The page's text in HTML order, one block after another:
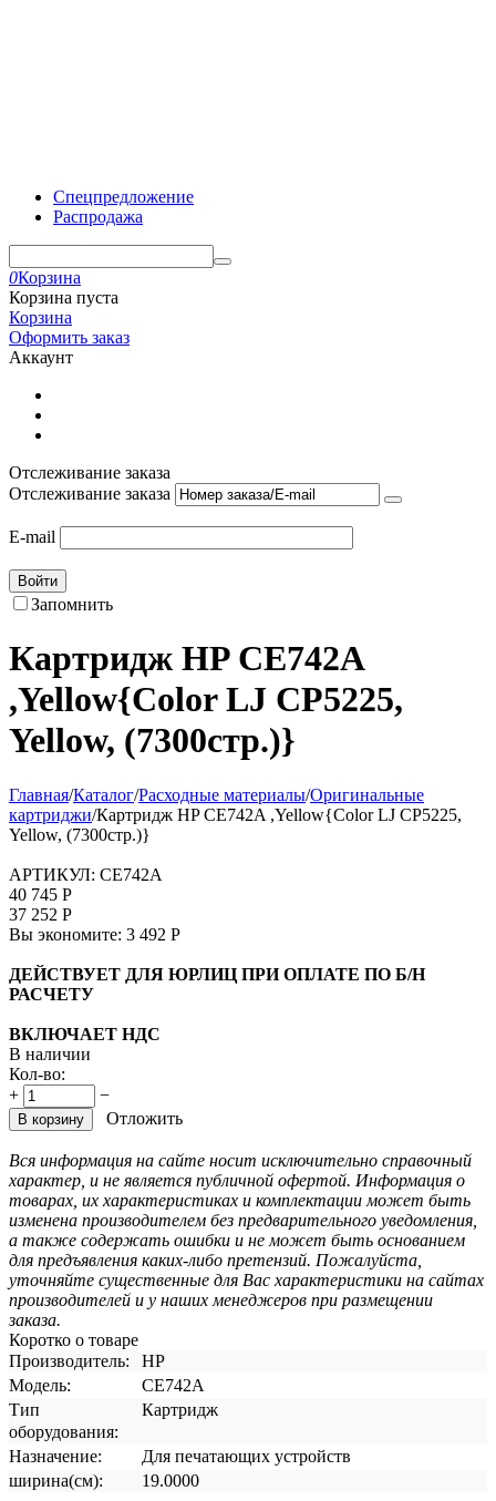
Спецпредложение
Распродажа
0Корзина
Корзина пуста
Корзина
Оформить заказ
Аккаунт
Отслеживание заказа
Отслеживание заказа
E-mail
Войти
Запомнить
Картридж HP CE742A
,Yellow{Color LJ CP5225,
Yellow, (7300стр.)}
Главная/Каталог/Расходные материалы/Оригинальные
картриджи/Картридж HP CE742A ,Yellow{Color LJ CP5225,
Yellow, (7300стр.)}
АРТИКУЛ: CE742A
40 745 Р
37 252 Р
Вы экономите: 3 492 Р
ДЕЙСТВУЕТ ДЛЯ ЮРЛИЦ ПРИ ОПЛАТЕ ПО Б/Н
РАСЧЕТУ
ВКЛЮЧАЕТ НДС
В наличии
Кол-во:
+
−
В корзину Отложить
Вся информация на сайте носит исключительно справочный
характер, и не является публичной офертой. Информация о
товарах, их характеристиках и комплектации может быть
изменена производителем без предварительного уведомления,
а также содержать ошибки и не может быть основанием
для предъявления каких-либо претензий. Пожалуйста,
уточняйте существенные для Вас характеристики на сайтах
производителей и у наших менеджеров при размещении
заказа.
Коротко о товаре
Производитель:
HP
Модель:
CE742A
Тип
оборудования:
Картридж
Назначение:
Для печатающих устройств
ширина(см):
19.0000